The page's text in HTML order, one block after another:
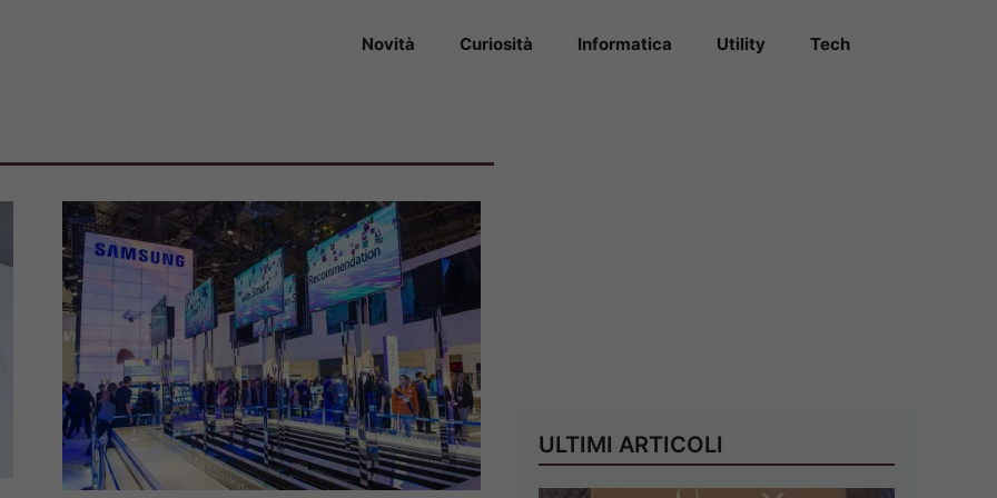
Novità Curiosità Informatica Utility Tech
ULTIMI ARTICOLI